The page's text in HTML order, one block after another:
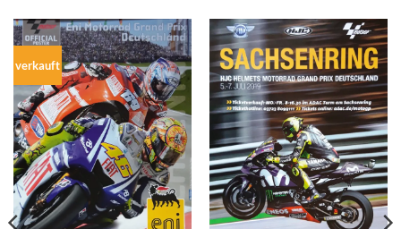
verkauft